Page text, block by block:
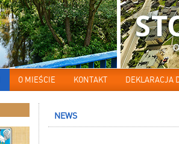
O MIEŚCIE KONTAKT DEKLARACJA
NEWS